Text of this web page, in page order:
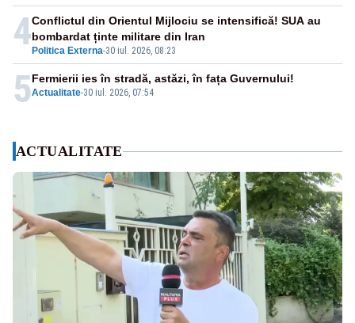
4 Politica Externa-30 iul. 2026, 08:23
Conflictul din Orientul Mijlociu se intensifică! SUA au
bombardat ținte militare din Iran
5Actualitate-30 iul. 2026, 07:54
Fermierii ies în stradă, astăzi, în fața Guvernului!
ACTUALITATE